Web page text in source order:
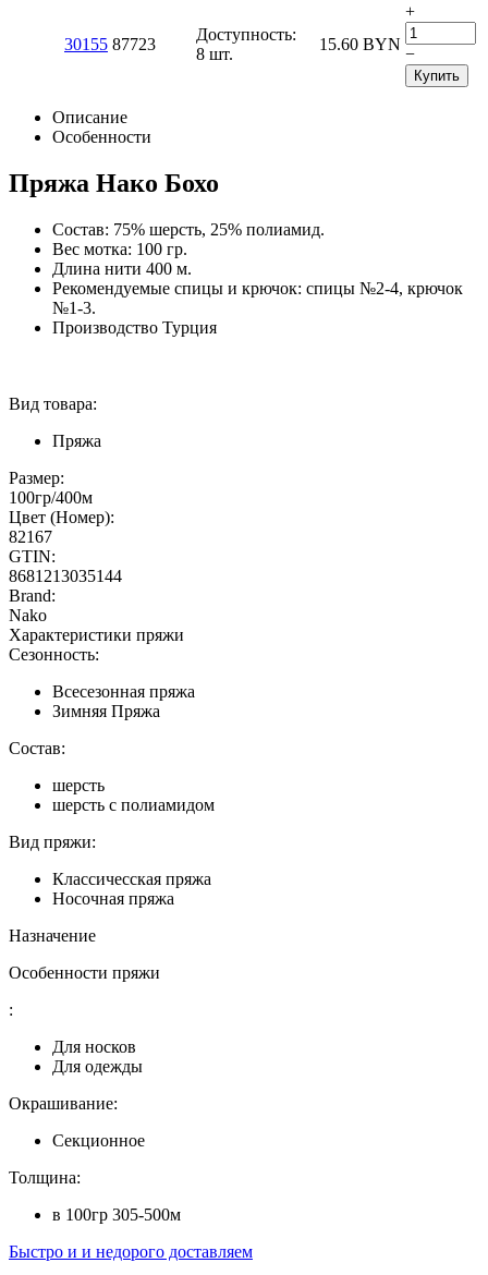
30155 87723
Доступность:
8 шт.
15.60 BYN
+
−
Купить
Описание
Особенности
Пряжа Нако Бохо
Состав: 75% шерсть, 25% полиамид.
Вес мотка: 100 гр.
Длина нити 400 м.
Рекомендуемые спицы и крючок: спицы №2-4, крючок
№1-3.
Производство Турция
Вид товара:
Пряжа
Размер:
100гр/400м
Цвет (Номер):
82167
GTIN:
8681213035144
Brand:
Nako
Характеристики пряжи
Сезонность:
Всесезонная пряжа
Зимняя Пряжа
Состав:
шерсть
шерсть с полиамидом
Вид пряжи:
Классичесская пряжа
Носочная пряжа
Назначение
Особенности пряжи
:
Для носков
Для одежды
Окрашивание:
Секционное
Толщина:
в 100гр 305-500м
Быстро и и недорого доставляем